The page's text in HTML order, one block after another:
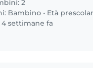
2
Bambino • Età
settimane fa